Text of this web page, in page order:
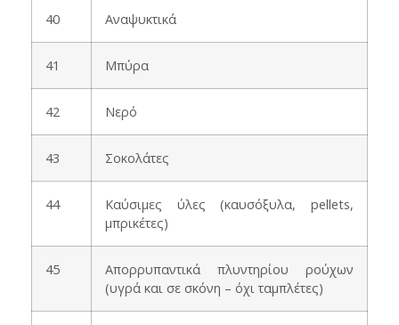
40 Αναψυκτικά
41 Μπύρα
42 Νερό
43 Σοκολάτες
44
Καύσιμες ύλες (καυσόξυλα, pellets,
μπρικέτες)
45
Απορρυπαντικά πλυντηρίου ρούχων
(υγρά και σε σκόνη – όχι ταμπλέτες)